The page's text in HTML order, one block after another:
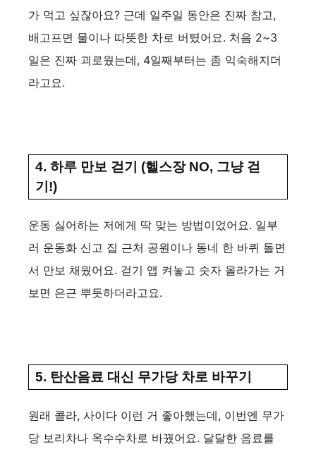
가 먹고 싶잖아요? 근데 일주일 동안은 진짜 참고,
배고프면 물이나 따뜻한 차로 버텼어요. 처음 2~3
일은 진짜 괴로웠는데, 4일째부터는 좀 익숙해지더
라고요.
4. 하루 만보 걷기 (헬스장 NO, 그냥 걷
기!)
운동 싫어하는 저에게 딱 맞는 방법이었어요. 일부
러 운동화 신고 집 근처 공원이나 동네 한 바퀴 돌면
서 만보 채웠어요. 걷기 앱 켜놓고 숫자 올라가는 거
보면 은근 뿌듯하더라고요.
5. 탄산음료 대신 무가당 차로 바꾸기
원래 콜라, 사이다 이런 거 좋아했는데, 이번엔 무가
당 보리차나 옥수수차로 바꿨어요. 달달한 음료를